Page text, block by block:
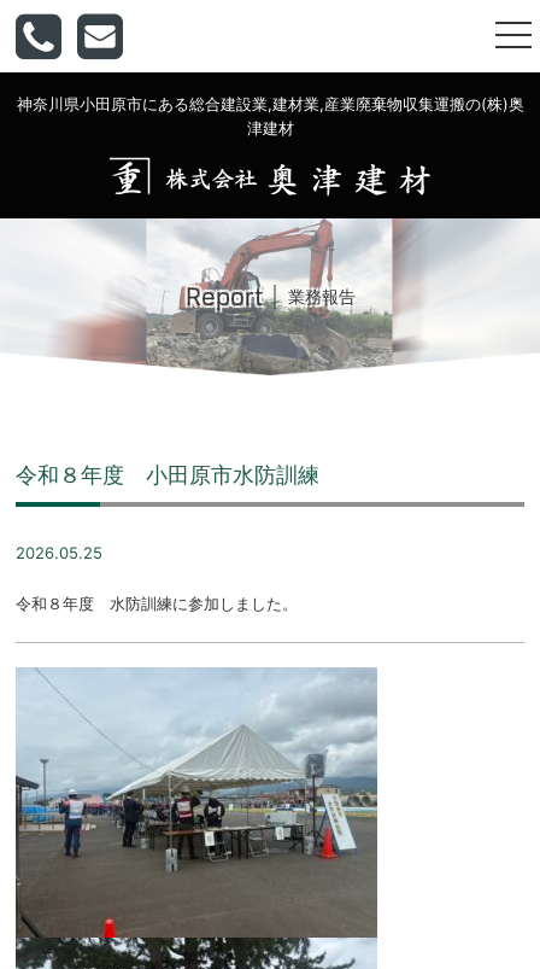
神奈川県小田原市にある総合建設業,建材業,産業廃棄物収集運搬の(株)奥
津建材
Report 業務報告
令和８年度 小田原市水防訓練
2026.05.25
令和８年度 水防訓練に参加しました。